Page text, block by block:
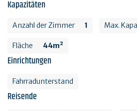
Kapazitäten
Anzahl der Zimmer 1 Max.
Fläche 44m²
Einrichtungen
Fahrradunterstand
Reisende